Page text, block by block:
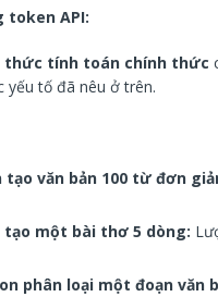
API:
thức tính toán chính thức
yếu tố đã nêu ở trên.
văn bản 100 từ đơn
tạo một bài thơ 5 dòng:
phân loại một đoạn văn